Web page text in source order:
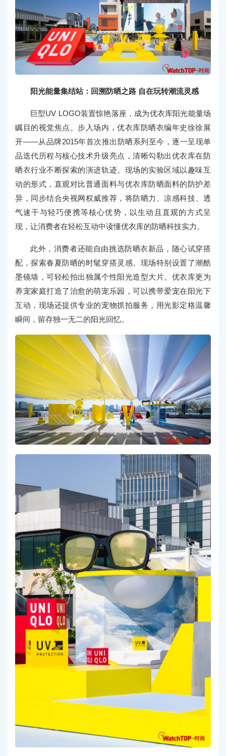
阳光能量集结站：回溯防晒之路 自在玩转潮流灵感
巨型UV LOGO装置惊艳落座，成为优衣库阳光能量场
瞩目的视觉焦点。步入场内，优衣库防晒衣编年史徐徐展
开——从品牌2015年首次推出防晒系列至今，逐一呈现单
品迭代历程与核心技术升级亮点，清晰勾勒出优衣库在防
晒衣行业不断探索的演进轨迹。现场的实验区域以趣味互
动的形式，直观对比普通面料与优衣库防晒面料的防护差
异，同步结合央视网权威推荐，将防晒力、凉感科技、透
气速干与轻巧便携等核心优势，以生动且直观的方式呈
现，让消费者在轻松互动中读懂优衣库的防晒科技实力。
此外，消费者还能自由挑选防晒衣新品，随心试穿搭
配，探索春夏防晒的时髦穿搭灵感。现场特别设置了潮酷
墨镜墙，可轻松拍出独属个性阳光造型大片。优衣库更为
养宠家庭打造了治愈的萌宠乐园，可以携带爱宠在阳光下
互动，现场还提供专业的宠物抓拍服务，用光影定格温馨
瞬间，留存独一无二的阳光回忆。